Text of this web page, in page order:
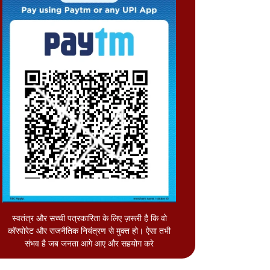
स्वतंत्र और सच्ची पत्रकारिता के लिए ज़रूरी है कि वो
कॉरपोरेट और राजनैतिक नियंत्रण से मुक्त हो। ऐसा तभी
संभव है जब जनता आगे आए और सहयोग करे